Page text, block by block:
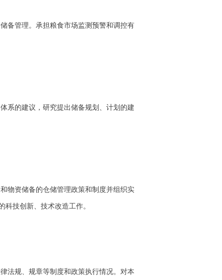
备管理。承担粮食市场监测预警和调控有
系的建议，研究提出储备规划、计划的建
物资储备的仓储管理政策和制度并组织实
技创新、技术改造工作。
法规、规章等制度和政策执行情况。对本